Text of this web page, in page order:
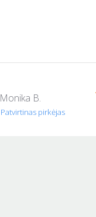
Monika B.